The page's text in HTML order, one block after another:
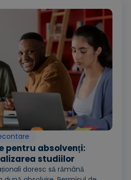
pentru absolvenți:
studiilor
doresc să rămână